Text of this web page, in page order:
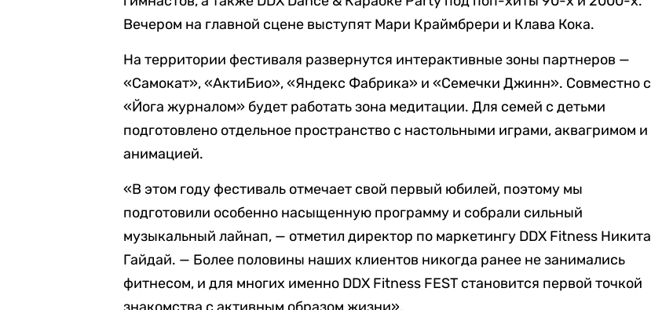
Вечером на главной сцене выступят Мари Краймбрери и Клава Кока.
На территории фестиваля развернутся интерактивные зоны партнеров —
«Самокат», «АктиБио», «Яндекс Фабрика» и «Семечки Джинн». Совместно с
«Йога журналом» будет работать зона медитации. Для семей с детьми
подготовлено отдельное пространство с настольными играми, аквагримом и
анимацией.
«В этом году фестиваль отмечает свой первый юбилей, поэтому мы
подготовили особенно насыщенную программу и собрали сильный
музыкальный лайнап, — отметил директор по маркетингу DDX Fitness Никита
Гайдай. — Более половины наших клиентов никогда ранее не занимались
фитнесом, и для многих именно DDX Fitness FEST становится первой точкой